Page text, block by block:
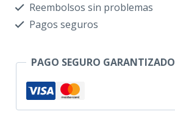
Reembolsos sin problemas
Pagos seguros
PAGO SEGURO GARANTIZADO